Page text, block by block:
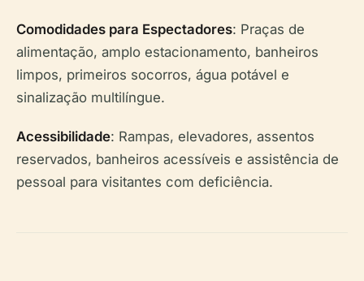
Comodidades para Espectadores: Praças de
alimentação, amplo estacionamento, banheiros
limpos, primeiros socorros, água potável e
sinalização multilíngue.
Acessibilidade: Rampas, elevadores, assentos
reservados, banheiros acessíveis e assistência de
pessoal para visitantes com deficiência.